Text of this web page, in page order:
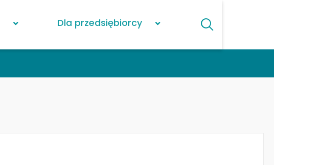
Dla przedsiębiorcy